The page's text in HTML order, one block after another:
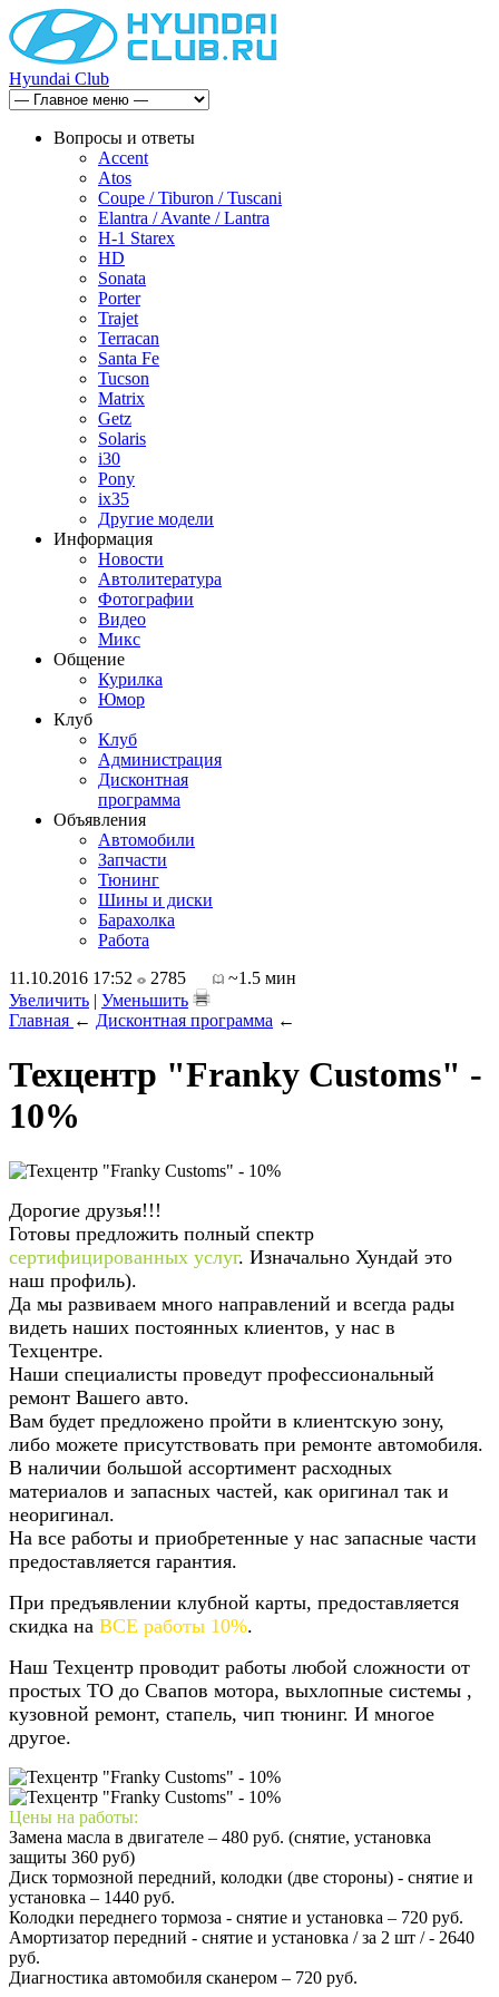
Hyundai Club
Вопросы и ответы
Accent
Atos
Coupe / Tiburon / Tuscani
Elantra / Avante / Lantra
H-1 Starex
HD
Sonata
Porter
Trajet
Terracan
Santa Fe
Tucson
Matrix
Getz
Solaris
i30
Pony
ix35
Другие модели
Информация
Новости
Автолитература
Фотографии
Видео
Микс
Общение
Курилка
Юмор
Клуб
Клуб
Администрация
Дисконтная
программа
Объявления
Автомобили
Запчасти
Тюнинг
Шины и диски
Барахолка
Работа
11.10.2016 17:52
2785
~1.5 мин
Увеличить | Уменьшить
Главная ← Дисконтная программа ←
Техцентр "Franky Customs" -
10%
Дорогие друзья!!!
Готовы предложить полный спектр
сертифицированных услуг. Изначально Хундай это
наш профиль).
Да мы развиваем много направлений и всегда рады
видеть наших постоянных клиентов, у нас в
Техцентре.
Наши специалисты проведут профессиональный
ремонт Вашего авто.
Вам будет предложено пройти в клиентскую зону,
либо можете присутствовать при ремонте автомобиля.
В наличии большой ассортимент расходных
материалов и запасных частей, как оригинал так и
неоригинал.
На все работы и приобретенные у нас запасные части
предоставляется гарантия.
При предъявлении клубной карты, предоставляется
скидка на ВСЕ работы 10%.
Наш Техцентр проводит работы любой сложности от
простых ТО до Свапов мотора, выхлопные системы ,
кузовной ремонт, стапель, чип тюнинг. И многое
другое.
Цены на работы:
Замена масла в двигателе – 480 руб. (снятие, установка
защиты 360 руб)
Диск тормозной передний, колодки (две стороны) - снятие и
установка – 1440 руб.
Колодки переднего тормоза - снятие и установка – 720 руб.
Амортизатор передний - снятие и установка / за 2 шт / - 2640
руб.
Диагностика автомобиля сканером – 720 руб.